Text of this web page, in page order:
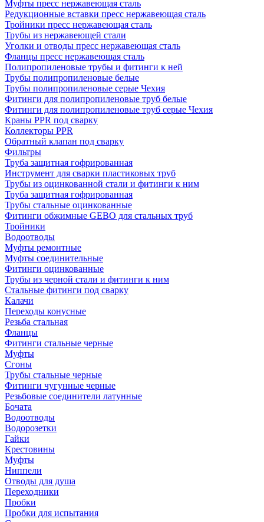
Муфты пресс нержавеющая сталь
Редукционные вставки пресс нержавеющая сталь
Тройники пресс нержавеющая сталь
Трубы из нержавеющей стали
Уголки и отводы пресс нержавеющая сталь
Фланцы пресс нержавеющая сталь
Полипропиленовые трубы и фитинги к ней
Трубы полипропиленовые белые
Трубы полипропиленовые серые Чехия
Фитинги для полипропиленовые труб белые
Фитинги для полипропиленовые труб серые Чехия
Краны PPR под сварку
Коллекторы PPR
Обратный клапан под сварку
Фильтры
Труба защитная гофрированная
Инструмент для сварки пластиковых труб
Трубы из оцинкованной стали и фитинги к ним
Труба защитная гофрированная
Трубы стальные оцинкованные
Фитинги обжимные GEBO для стальных труб
Тройники
Водоотводы
Муфты ремонтные
Муфты соединительные
Фитинги оцинкованные
Трубы из черной стали и фитинги к ним
Стальные фитинги под сварку
Калачи
Переходы конусные
Резьба стальная
Фланцы
Фитинги стальные черные
Муфты
Сгоны
Трубы стальные черные
Фитинги чугунные черные
Резьбовые соединители латунные
Бочата
Водоотводы
Водорозетки
Гайки
Крестовины
Муфты
Ниппели
Отводы для душа
Переходники
Пробки
Пробки для испытания